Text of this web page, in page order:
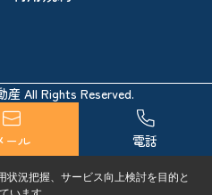
All Rights Reserved.
ール 電話
状況把握、サービス向上検討を目的と